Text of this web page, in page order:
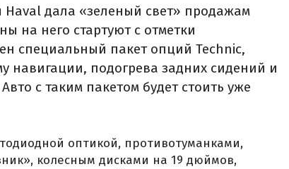
дала «зеленый свет» продажам
на него стартуют с отметки
специальный пакет опций Technic,
навигации, подогрева задних сидений и
с таким пакетом будет стоить уже
оптикой, противотуманками,
колесным дисками на 19 дюймов,